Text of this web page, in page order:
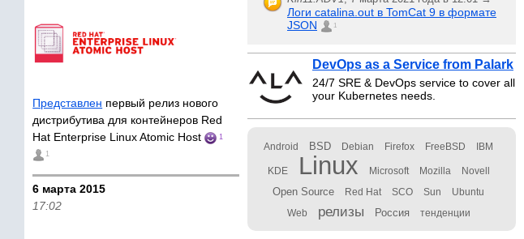
Представлен первый релиз нового
дистрибутива для контейнеров Red
Hat Enterprise Linux Atomic Host
1
1
6 марта 2015
17:02
Логи catalina.out в TomCat 9 в формате
JSON
1
DevOps as a Service from Palark
24/7 SRE & DevOps service to cover all
your Kubernetes needs.
Android BSD Debian Firefox FreeBSD IBM
KDE Linux Microsoft Mozilla Novell
Open Source Red Hat SCO Sun Ubuntu
Web релизы Россия тенденции